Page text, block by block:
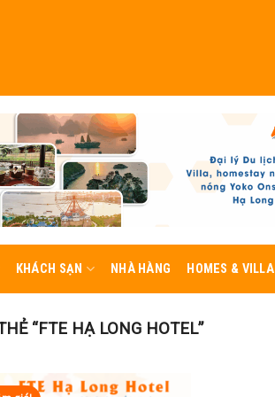
KHÁCH SẠN NHÀ HÀNG HOMES & VILLA
“FTE HẠ LONG HOTEL”